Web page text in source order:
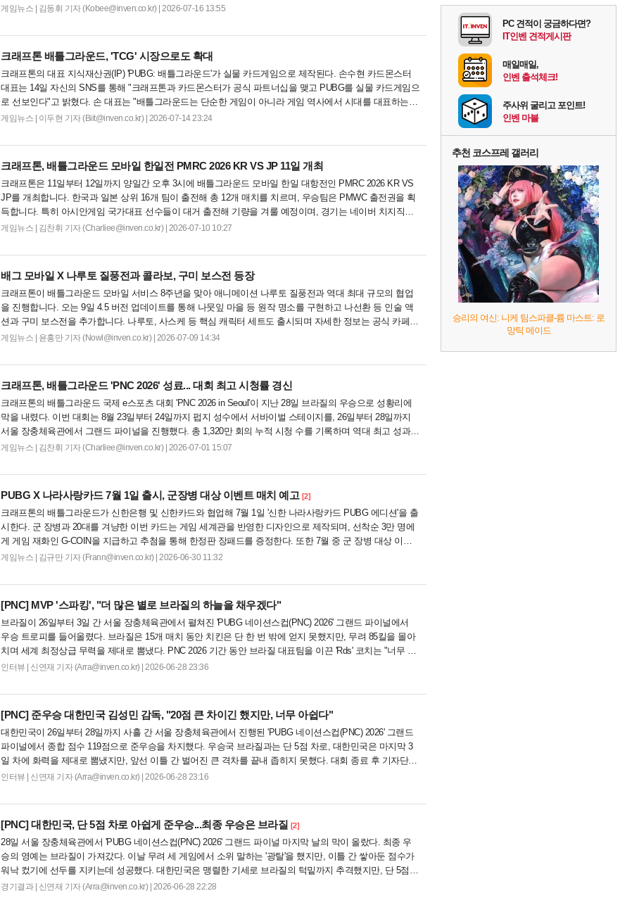
합 등 편의성을 개선하고 신규 서바이버 패스를 출시했습니다....
게임뉴스 김동휘 기자 (Kobee@inven.co.kr) | 2026-07-16 13:55
크래프톤 배틀그라운드, 'TCG' 시장으로도 확대
크래프톤의 대표 지식재산권(IP) 'PUBG: 배틀그라운드'가 실물 카드게임으로 제작된다. 손수현 카드몬스터
대표는 14일 자신의 SNS를 통해 "크래프톤과 카드몬스터가 공식 파트너십을 맺고 PUBG를 실물 카드게임으
로 선보인다"고 밝혔다. 손 대표는 "배틀그라운드는 단순한 게임이 아니라 게임 역사에서 시대를 대표하는
상징적인 문화적 순간 중 하나"라며 "...
게임뉴스 이두현 기자 (Biit@inven.co.kr) | 2026-07-14 23:24
크래프톤, 배틀그라운드 모바일 한일전 PMRC 2026 KR VS JP 11일 개최
크래프톤은 11일부터 12일까지 양일간 오후 3시에 배틀그라운드 모바일 한일 대항전인 PMRC 2026 KR VS
JP를 개최합니다. 한국과 일본 상위 16개 팀이 출전해 총 12개 매치를 치르며, 우승팀은 PMWC 출전권을 획
득합니다. 특히 아시안게임 국가대표 선수들이 대거 출전해 기량을 겨룰 예정이며, 경기는 네이버 치지직에
서 생중계됩니다. 시청자를 위한 치킨메달 증정 이벤트도 진행되니 자세한 사항은 공식 카페를 확인하시기
게임뉴스 김찬휘 기자 (Charliee@inven.co.kr) | 2026-07-10 10:27
배그 모바일 X 나루토 질풍전과 콜라보, 구미 보스전 등장
크래프톤이 배틀그라운드 모바일 서비스 8주년을 맞아 애니메이션 나루토 질풍전과 역대 최대 규모의 협업
을 진행합니다. 오는 9일 4.5 버전 업데이트를 통해 나뭇잎 마을 등 원작 명소를 구현하고 나선환 등 인술 액
션과 구미 보스전을 추가합니다. 나루토, 사스케 등 핵심 캐릭터 세트도 출시되며 자세한 정보는 공식 카페에
서 확인 가능합니다....
게임뉴스 윤홍만 기자 (Nowl@inven.co.kr) | 2026-07-09 14:34
크래프톤, 배틀그라운드 'PNC 2026' 성료... 대회 최고 시청률 경신
크래프톤의 배틀그라운드 국제 e스포츠 대회 'PNC 2026 in Seoul'이 지난 28일 브라질의 우승으로 성황리에
막을 내렸다. 이번 대회는 8월 23일부터 24일까지 펍지 성수에서 서바이벌 스테이지를, 26일부터 28일까지
서울 장충체육관에서 그랜드 파이널을 진행했다. 총 1,320만 회의 누적 시청 수를 기록하며 역대 최고 성과를
거뒀고, 전소미 등 다양한 공연과 이벤트가 어우러져 문화 축제로 자리 잡았다. 크래프톤은 이번 대회.....
게임뉴스 김찬휘 기자 (Charliee@inven.co.kr) | 2026-07-01 15:07
PUBG X 나라사랑카드 7월 1일 출시, 군장병 대상 이벤트 매치 예고 [2]
크래프톤의 배틀그라운드가 신한은행 및 신한카드와 협업해 7월 1일 '신한 나라사랑카드 PUBG 에디션'을 출
시한다. 군 장병과 20대를 겨냥한 이번 카드는 게임 세계관을 반영한 디자인으로 제작되며, 선착순 3만 명에
게 게임 재화인 G-COIN을 지급하고 추첨을 통해 한정판 장패드를 증정한다. 또한 7월 중 군 장병 대상 이벤
트 매치를 개최해 게임과 일상을 잇는 특별한 경험을 제공할 계획이다. 자세한 내용은 신한 Super SOL 앱.....
게임뉴스 김규만 기자 (Frann@inven.co.kr) | 2026-06-30 11:32
[PNC]MVP '스파킹', "더 많은 별로 브라질의 하늘을 채우겠다"
브라질이 26일부터 3일 간 서울 장충체육관에서 펼쳐진 'PUBG 네이션스컵(PNC) 2026' 그랜드 파이널에서
우승 트로피를 들어올렸다. 브라질은 15개 매치 동안 치킨은 단 한 번 밖에 얻지 못했지만, 무려 85킬을 몰아
치며 세계 최정상급 무력을 제대로 뽐냈다. PNC 2026 기간 동안 브라질 대표팀을 이끈 'Rds' 코치는 "너무 기
쁘다. 챔피언이...
인터뷰 신연재 기자 (Arra@inven.co.kr) | 2026-06-28 23:36
[PNC]준우승 대한민국 김성민 감독, "20점 큰 차이긴 했지만, 너무 아쉽다"
대한민국이 26일부터 28일까지 사흘 간 서울 장충체육관에서 진행된 'PUBG 네이션스컵(PNC) 2026' 그랜드
파이널에서 종합 점수 119점으로 준우승을 차지했다. 우승국 브라질과는 단 5점 차로, 대한민국은 마지막 3
일 차에 화력을 제대로 뽐냈지만, 앞선 이틀 간 벌어진 큰 격차를 끝내 좁히지 못했다. 대회 종료 후 기자단과
만난 '플리케' 김성민...
인터뷰 신연재 기자 (Arra@inven.co.kr) | 2026-06-28 23:16
[PNC]대한민국, 단 5점 차로 아쉽게 준우승...최종 우승은 브라질 [2]
28일 서울 장충체육관에서 'PUBG 네이션스컵(PNC) 2026' 그랜드 파이널 마지막 날의 막이 올랐다. 최종 우
승의 영예는 브라질이 가져갔다. 이날 무려 세 게임에서 소위 말하는 '광탈'을 했지만, 이틀 간 쌓아둔 점수가
워낙 컸기에 선두를 지키는데 성공했다. 대한민국은 맹렬한 기세로 브라질의 턱밑까지 추격했지만, 단 5점
차로 아쉽게 준우승에 머물렀...
경기결과 신연재 기자 (Arra@inven.co.kr) | 2026-06-28 22:28
PC 견적이 궁금하다면?
IT인벤 견적게시판
매일매일,
인벤 출석체크!
주사위 굴리고 포인트!
인벤 마블
추천 코스프레 갤러리
승리의 여신: 니케 팀스파클-륨 마스트: 로
망틱 메이드